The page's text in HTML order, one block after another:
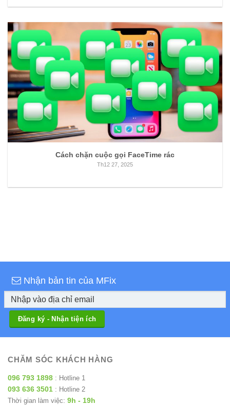
Cách chặn cuộc gọi FaceTime rác
Th12 27, 2025
Nhận bản tin của MFix
CHĂM SÓC KHÁCH HÀNG
096 793 1898 : Hotline 1
093 636 3501 : Hotline 2
Thời gian làm việc: 9h - 19h